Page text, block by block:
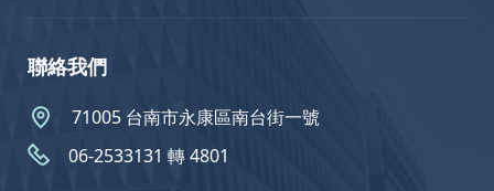
聯絡我們
71005 台南市永康區南台街一號
06-2533131 轉 4801